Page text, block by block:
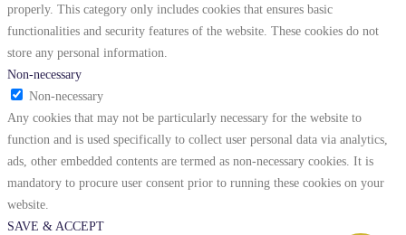
properly. This category only includes cookies that ensures basic
functionalities and security features of the website. These cookies do not
store any personal information.
Non-necessary
Non-necessary
Any cookies that may not be particularly necessary for the website to
function and is used specifically to collect user personal data via analytics,
ads, other embedded contents are termed as non-necessary cookies. It is
mandatory to procure user consent prior to running these cookies on your
website.
SAVE & ACCEPT